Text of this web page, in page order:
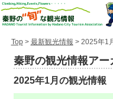
Top> 最新観光情報 > 2025年1
秦野の観光情報アー
2025年1月の観光情報